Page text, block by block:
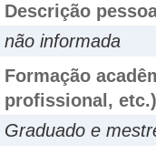
Descrição
não informada
Formação
profissional, etc.)
Graduado e